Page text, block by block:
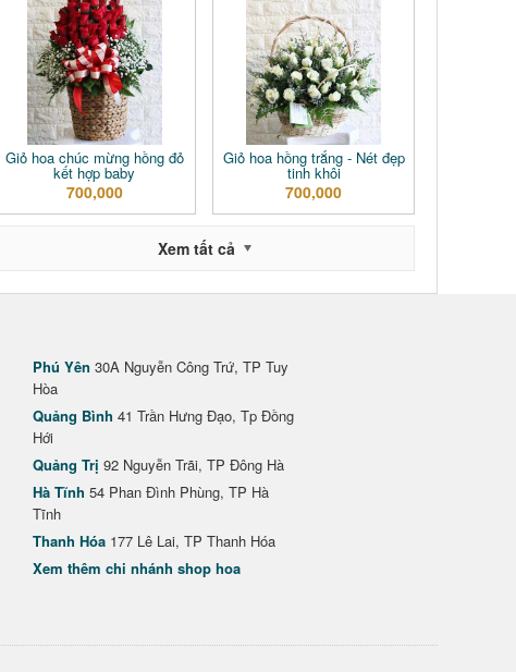
Giỏ hoa chúc mừng hồng đỏ
kết hợp baby
700,000
Giỏ hoa hồng trắng - Nét đẹp
tinh khôi
700,000
Xem tất cả
Phú Yên 30A Nguyễn Công Trứ, TP Tuy
Hòa
Quảng Bình 41 Trần Hưng Đạo, Tp Đồng
Hới
Quảng Trị 92 Nguyễn Trãi, TP Đông Hà
Hà Tĩnh 54 Phan Đình Phùng, TP Hà
Tĩnh
Thanh Hóa 177 Lê Lai, TP Thanh Hóa
Xem thêm chi nhánh shop hoa